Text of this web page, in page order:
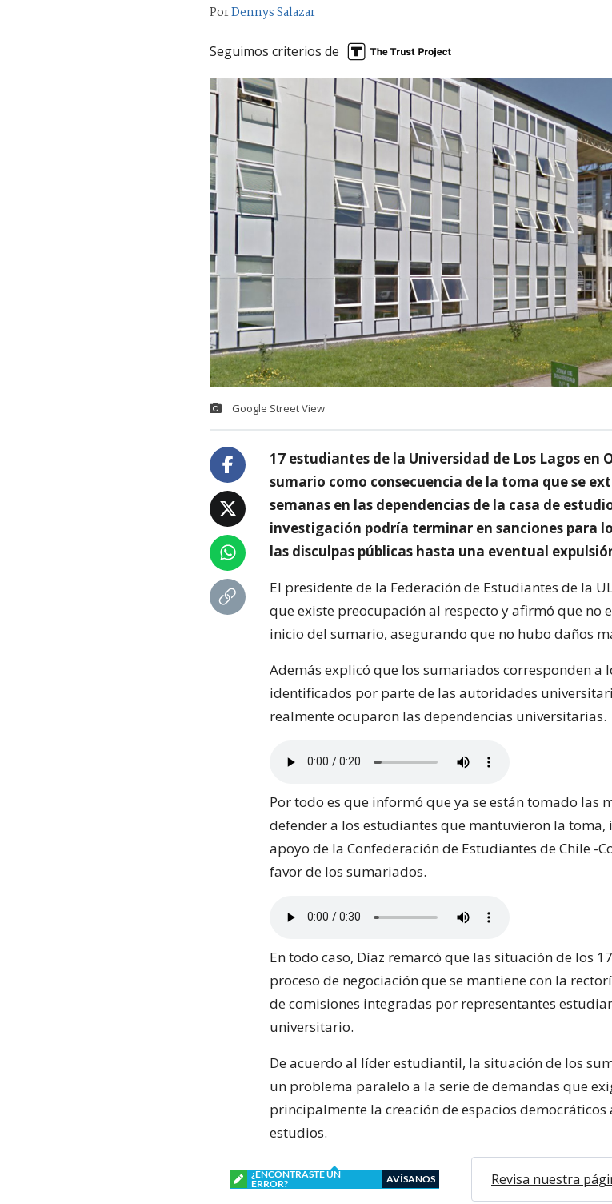
PorDennys Salazar
Seguimos criterios de
Google Street View
17 estudiantes de la Universidad de Los Lagos en
sumario como consecuencia de la toma que se
semanas en las dependencias de la casa de
investigación podría terminar en sanciones para
las disculpas públicas hasta una eventual
El presidente de la Federación de Estudiantes de la
que existe preocupación al respecto y afirmó que no
inicio del sumario, asegurando que no hubo daños
Además explicó que los sumariados corresponden a
identificados por parte de las autoridades
realmente ocuparon las dependencias universitarias.
Por todo es que informó que ya se están tomado las
defender a los estudiantes que mantuvieron la toma,
apoyo de la Confederación de Estudiantes de Chile -
favor de los sumariados.
En todo caso, Díaz remarcó que las situación de los
proceso de negociación que se mantiene con la
de comisiones integradas por representantes
universitario.
De acuerdo al líder estudiantil, la situación de los
un problema paralelo a la serie de demandas que
principalmente la creación de espacios
estudios.
¿ENCONTRASTE UN
ERROR?
AVÍSANOS Revisa nuestra